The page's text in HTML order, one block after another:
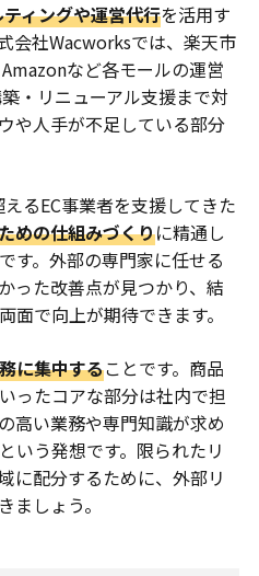
ィングや運営代行を活用す
会社Wacworksでは、楽天市
など各モールの運営
・リニューアル支援まで対
や人手が不足している部分
るEC事業者を支援してきた
めの仕組みづくりに精通し
す。外部の専門家に任せる
った改善点が見つかり、結
面で向上が期待できます。
に集中することです。商品
ったコアな部分は社内で担
高い業務や専門知識が求め
いう発想です。限られたリ
に配分するために、外部リ
ましょう。